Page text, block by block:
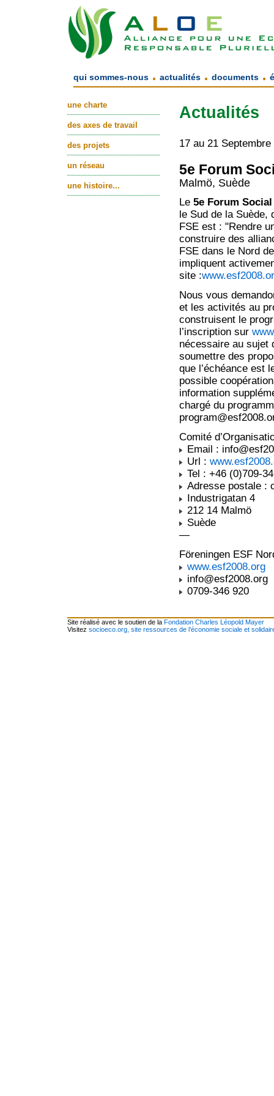
qui sommes-nous . actualités . documents .
une charte
des axes de travail
des projets
un réseau
une histoire...
Actualités
17 au 21 Septembre
5e Forum
Malmö, Suède
Le5e Forum
le Sud de la Suède,
FSE est : "Rendre
construire des
FSE dans le Nord
impliquent
site :
Nous vous
et les activités au
construisent le
l’inscription sur
nécessaire au sujet
soumettre des
que l’échéance est
possible
information
chargé du
Comité
Email :
Url :
Tel : +46 (0)709-
Adresse postale :
Industrigatan 4
212 14 Malmö
Suède
—
Föreningen ESF
www.esf2008.org
info@esf2008.org
0709-346 920
Site réalisé avec le soutien de la Fondation Charles Léopold Mayer
Visitez socioeco.org, site ressources de l’économie sociale et